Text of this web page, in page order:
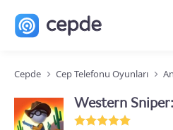
Cepde Cep Telefonu Oyunları
Western